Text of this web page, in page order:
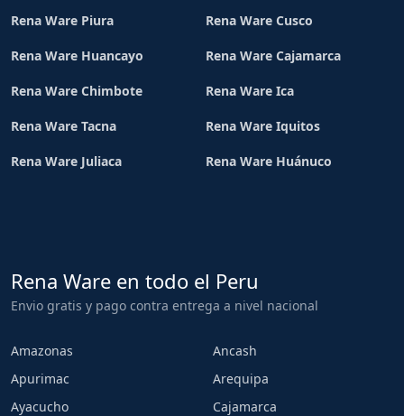
Rena Ware Piura Rena Ware Cusco
Rena Ware Huancayo Rena Ware Cajamarca
Rena Ware Chimbote Rena Ware Ica
Rena Ware Tacna Rena Ware Iquitos
Rena Ware Juliaca Rena Ware Huánuco
Rena Ware en todo el Peru
Envio gratis y pago contra entrega a nivel nacional
Amazonas
Ancash
Apurimac
Arequipa
Ayacucho
Cajamarca